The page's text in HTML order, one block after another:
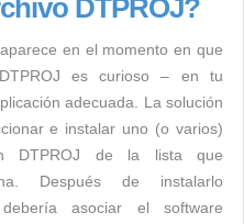
DTPROJ?
en el momento en que
es curioso – en tu
adecuada. La solución
e instalar uno (o varios)
DTPROJ de la lista que
Después de instalarlo
asociar el software